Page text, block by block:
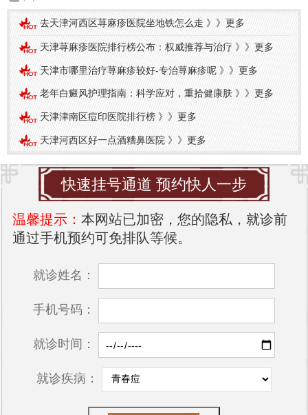
去天津河西区荨麻疹医院坐地铁怎么走 》》更多
天津荨麻疹医院排行榜公布：权威推荐与治疗 》》更多
天津市哪里治疗荨麻疹较好-专治荨麻疹呢 》》更多
老年白癜风护理指南：科学应对，重拾健康肤 》》更多
天津津南区痘印医院排行榜 》》更多
天津河西区好一点酒糟鼻医院》》更多
快速挂号通道 预约快人一步
温馨提示： 本网站已加密，您的隐私，就诊前
通过手机预约可免排队等候。
就诊姓名：
手机号码：
就诊时间：
就诊疾病：